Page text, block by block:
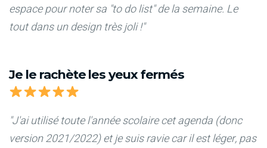
espace pour noter sa "to do list" de la semaine. Le
tout dans un design très joli !"
Je le rachète les yeux fermés
"J'ai utilisé toute l'année scolaire cet agenda (donc
version 2021/2022) et je suis ravie car il est léger, pas